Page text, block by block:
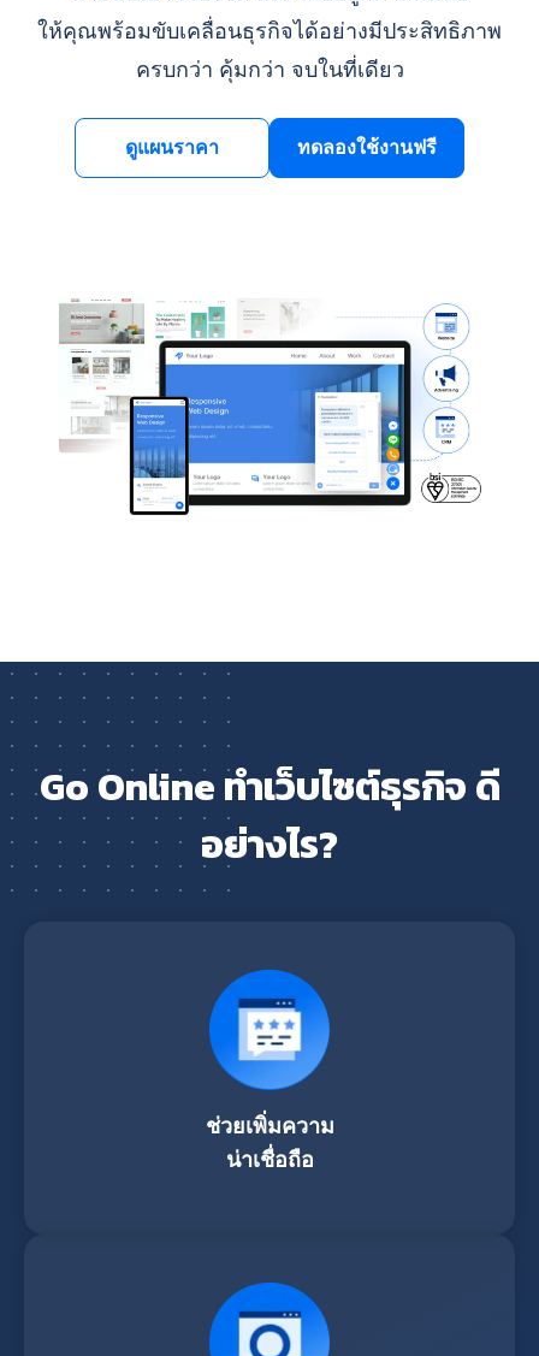
ให้คุณพร้อมขับเคลื่อนธุรกิจได้อย่างมีประสิทธิภาพ
ครบกว่า คุ้มกว่า จบในที่เดียว
ดูแผนราคา ทดลองใช้งานฟรี
Go Online ทำเว็บไซต์ธุรกิจ ดี
อย่างไร?
ช่วยเพิ่มความ
น่าเชื่อถือ